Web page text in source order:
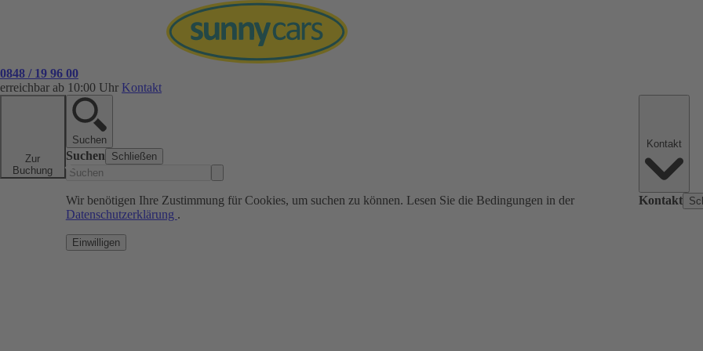
0848 / 19 96 00
erreichbar ab 10:00 Uhr Kontakt
Zur
Buchung
Suchen
Suchen Schließen
Wir benötigen Ihre Zustimmung für Cookies, um suchen zu können. Lesen Sie die Bedingungen in der
Datenschutzerklärung .
Einwilligen
Kontakt